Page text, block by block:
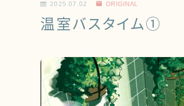
2025.07.02 ORIGINAL
温室バスタイム①